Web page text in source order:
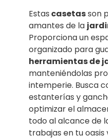
Estas casetasson
amantes de la
Proporciona un
organizado para
herramientas de
manteniéndolas
intemperie. Busca
estanterías y
optimizar el
todo al alcance de
trabajas en tu oasis